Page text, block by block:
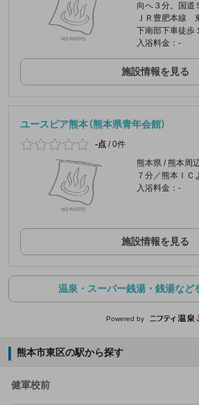
向へ３分。国
ＪＲ豊肥本線
下南部下車徒歩
入浴料金：-
施設情報を見る
ユースピア熊本（熊本県青年会館）
-点 /0件
熊本県 / 熊本周
７分／熊本ＩＣ
入浴料金：-
施設情報を見る
温泉・スーパー銭湯・銭湯など
Powered by
熊本市東区の駅から探す
健軍校前